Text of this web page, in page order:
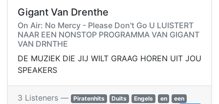
Gigant Van Drenthe
On Air: No Mercy - Please Don't Go U LUISTERT
NAAR EEN NONSTOP PROGRAMMA VAN GIGANT
VAN DRNTHE
DE MUZIEK DIE JIJ WILT GRAAG HOREN UIT JOU
SPEAKERS
3 Listeners — Piratenhits Duits Engels en
een